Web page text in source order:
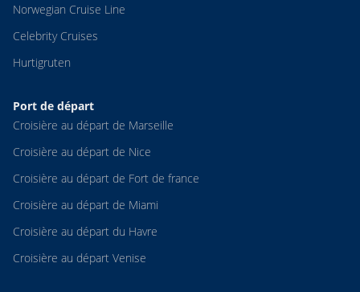
Norwegian Cruise Line
Celebrity Cruises
Hurtigruten
Port de départ
Croisière au départ de Marseille
Croisière au départ de Nice
Croisière au départ de Fort de france
Croisière au départ de Miami
Croisière au départ du Havre
Croisière au départ Venise